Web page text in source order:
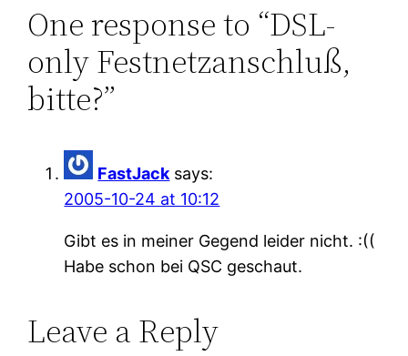
One response to “DSL-
only Festnetzanschluß,
bitte?”
FastJack says:
2005-10-24 at 10:12
Gibt es in meiner Gegend leider nicht. :((
Habe schon bei QSC geschaut.
Leave a Reply